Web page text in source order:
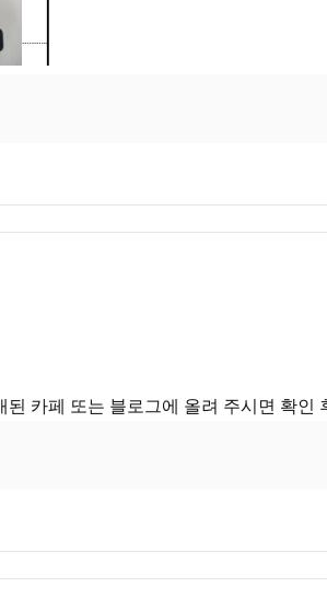
카페 또는 블로그에 올려 주시면 확인